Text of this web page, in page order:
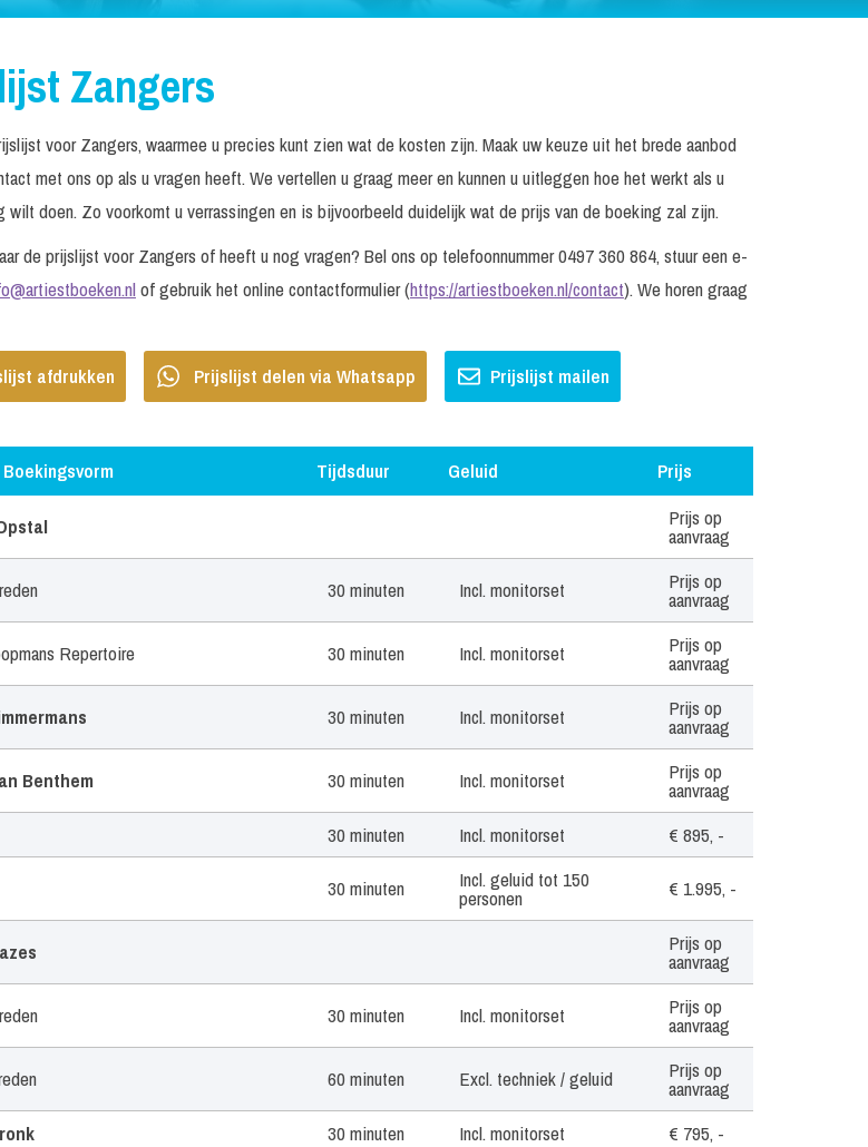
Zangers
voor Zangers, waarmee u precies kunt zien wat de kosten zijn. Maak uw keuze uit het brede aanbod
met ons op als u vragen heeft. We vertellen u graag meer en kunnen u uitleggen hoe het werkt als u
wilt doen. Zo voorkomt u verrassingen en is bijvoorbeeld duidelijk wat de prijs van de boeking zal zijn.
de prijslijst voor Zangers of heeft u nog vragen? Bel ons op telefoonnummer 0497 360 864, stuur een e-
of gebruik het online contactformulier (https://artiestboeken.nl/contact). We horen graag
afdrukken Prijslijst delen via Whatsapp Prijslijst mailen
Tijdsduur Geluid
Prijs
Prijs
Prijs op
aanvraag
30 minuten Incl. monitorset Prijs op
aanvraag
Repertoire 30 minuten Incl. monitorset Prijs op
aanvraag
30 minuten Incl. monitorset Prijs op
aanvraag
Benthem 30 minuten Incl. monitorset Prijs op
aanvraag
30 minuten Incl. monitorset € 895, -
30 minuten Incl. geluid tot 150
personen € 1.995, -
Prijs op
aanvraag
30 minuten Incl. monitorset Prijs op
aanvraag
60 minuten Excl. techniek / geluid Prijs op
aanvraag
30 minuten Incl. monitorset € 795, -